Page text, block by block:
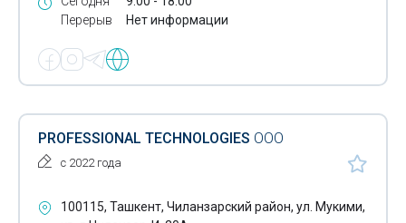
Конденсаторные установки компенсации реактивной
мощности
Щиты АВР
Щиты наружного освещения
Щиты осветительные
Перерыв
Нет информации
PROFESSIONAL TECHNOLOGIES ООО
с 2022 года
100115, Ташкент, Чиланзарский район, ул. Мукими,